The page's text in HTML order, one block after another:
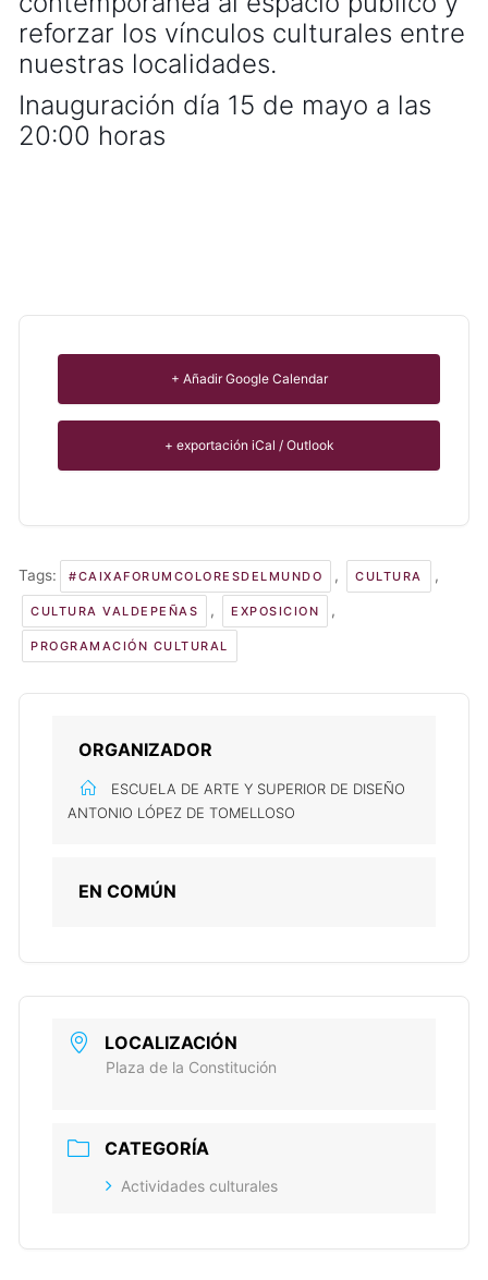
reforzar los vínculos culturales entre
nuestras localidades.
Inauguración día 15 de mayo a las
20:00 horas
+ Añadir Google Calendar
+ exportación iCal / Outlook
Tags: #CAIXAFORUMCOLORESDELMUNDO , CULTURA ,
CULTURA VALDEPEÑAS , EXPOSICION ,
PROGRAMACIÓN CULTURAL
ORGANIZADOR
ESCUELA DE ARTE Y SUPERIOR DE DISEÑO
ANTONIO LÓPEZ DE TOMELLOSO
EN COMÚN
LOCALIZACIÓN
Plaza de la Constitución
CATEGORÍA
Actividades culturales